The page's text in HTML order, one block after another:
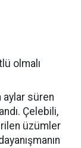
olmalı
aylar süren
Çelebili,
üzümler